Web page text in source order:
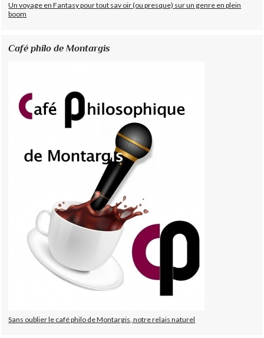
Un voyage en Fantasy pour tout sav oir (ou presque) sur un genre en plein
boom
Café philo de Montargis
Sans oublier le café philo de Montargis, notre relais naturel